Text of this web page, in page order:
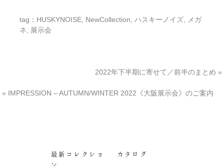
tag： HUSKYNOISE NewCollection ,ハスキーノイズ
メガ
ネ
展示会
2022年下半期に寄せて／前半のまとめ »
« IMPRESSION – AUTUMN/WINTER 2022《大阪展示会》のご案内
最新コレクショ
ン
カタログ